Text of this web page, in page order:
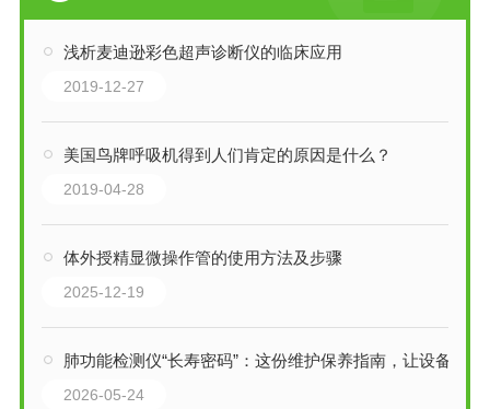
浅析麦迪逊彩色超声诊断仪的临床应用
2019-12-27
美国鸟牌呼吸机得到人们肯定的原因是什么？
2019-04-28
体外授精显微操作管的使用方法及步骤
2025-12-19
肺功能检测仪“长寿密码”：这份维护保养指南，让设备精准在线！
2026-05-24